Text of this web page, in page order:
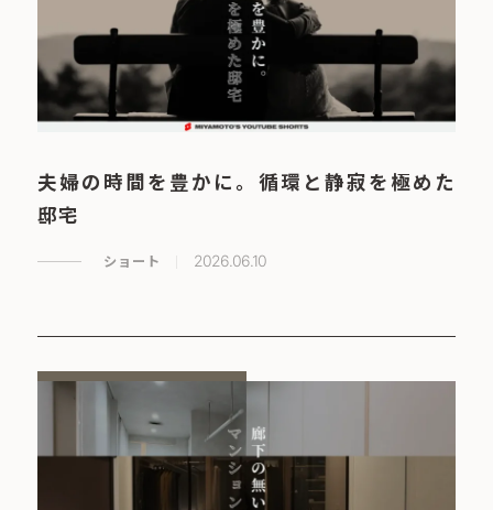
夫婦の時間を豊かに。循環と静寂を極めた
邸宅
ショート 2026.06.10